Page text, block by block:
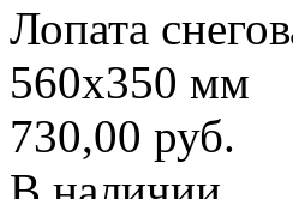
Лопата
560х350 мм
730,00 руб.